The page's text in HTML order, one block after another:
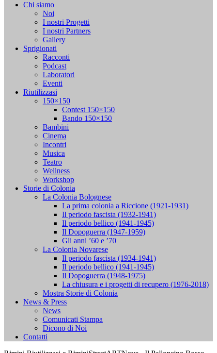
Chi siamo
Noi
I nostri Progetti
I nostri Partners
Gallery
Sprigionati
Racconti
Podcast
Laboratori
Eventi
Riutilizzasi
150×150
Contest 150×150
Bando 150×150
Bambini
Cinema
Incontri
Musica
Teatro
Wellness
Workshop
Storie di Colonia
La Colonia Bolognese
La prima colonia a Riccione (1921-1931)
Il periodo fascista (1932-1941)
Il periodo bellico (1941-1945)
Il Dopoguerra (1947-1959)
Gli anni ’60 e ’70
La Colonia Novarese
Il periodo fascista (1934-1941)
Il periodo bellico (1941-1945)
Il Dopoguerra (1948-1975)
La chiusura e i progetti di recupero (1976-2018)
Mostra Storie di Colonia
News & Press
News
Comunicati Stampa
Dicono di Noi
Contatti